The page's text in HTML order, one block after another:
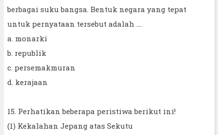
berbagai suku bangsa. Bentuk negara yang tepat
untuk pernyataan tersebut adalah ....
a. monarki
b. republik
c. persemakmuran
d. kerajaan
15. Perhatikan beberapa peristiwa berikut ini!
(1) Kekalahan Jepang atas Sekutu